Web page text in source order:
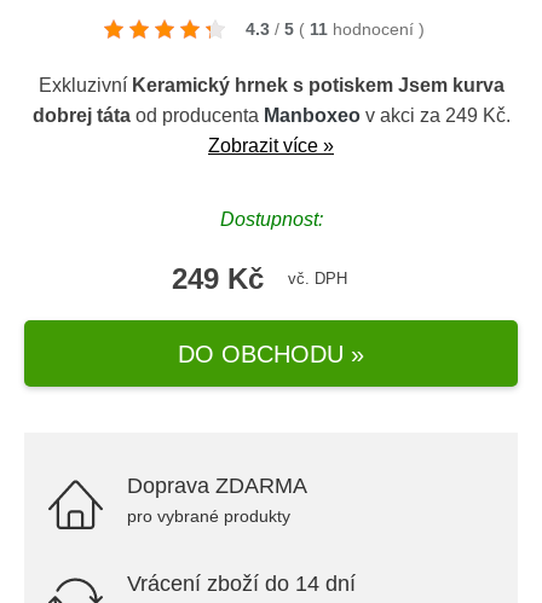
4.3 / 5 ( 11 hodnocení )
Exkluzivní Keramický hrnek s potiskem Jsem kurva
dobrej tátaod producenta Manboxeov akci za 249 Kč.
Zobrazit více »
Dostupnost:
249 Kč vč. DPH
DO OBCHODU »
Doprava ZDARMA
pro vybrané produkty
Vrácení zboží do 14 dní